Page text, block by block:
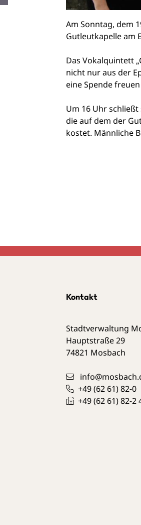
Am Sonntag, dem
Gutleutkapelle am
Das Vokalquintett
nicht nur aus der
eine Spende
Um 16 Uhr
die auf dem der
kostet. Männliche
Kontakt
Stadtverwaltung
Hauptstraße 29
74821 Mosbach
+49 (6261) 82-0
+49 (6261) 82-2